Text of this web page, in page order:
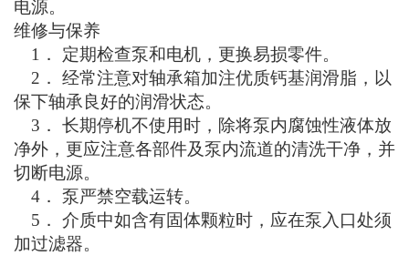
电源。
维修与保养
1． 定期检查泵和电机，更换易损零件。
2． 经常注意对轴承箱加注优质钙基润滑脂，以
保下轴承良好的润滑状态。
3． 长期停机不使用时，除将泵内腐蚀性液体放
净外，更应注意各部件及泵内流道的清洗干净，并
切断电源。
4． 泵严禁空载运转。
5． 介质中如含有固体颗粒时，应在泵入口处须
加过滤器。